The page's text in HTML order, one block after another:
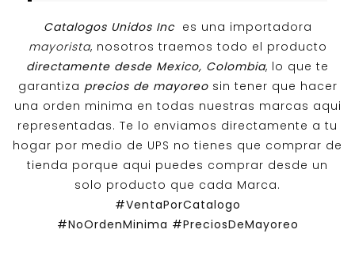
Catalogos Unidos Inc es una importadora
mayorista, nosotros traemos todo el producto
directamente desde Mexico, Colombia, lo que te
garantiza precios de mayoreosin tener que hacer
una orden minima en todas nuestras marcas aqui
representadas. Te lo enviamos directamente a tu
hogar por medio de UPS no tienes que comprar de
tienda porque aqui puedes comprar desde un
solo producto que cada Marca.
#VentaPorCatalogo
#NoOrdenMinima #PreciosDeMayoreo